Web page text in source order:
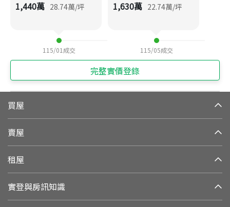
1,440萬 28.74萬/坪
115/01 成交
1,630萬 22.74萬/坪
115/05成交
完整實價登錄
買屋
賣屋
租屋
實登與房訊知識